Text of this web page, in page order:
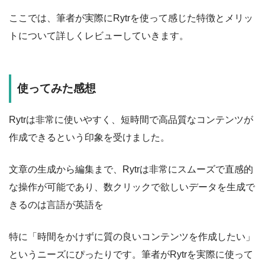
ここでは、筆者が実際にRytrを使って感じた特徴とメリッ
トについて詳しくレビューしていきます。
使ってみた感想
Rytrは非常に使いやすく、短時間で高品質なコンテンツが
作成できるという印象を受けました。
文章の生成から編集まで、Rytrは非常にスムーズで直感的
な操作が可能であり、数クリックで欲しいデータを生成で
きるのは言語が英語を
特に「時間をかけずに質の良いコンテンツを作成したい」
というニーズにぴったりです。筆者がRytrを実際に使って